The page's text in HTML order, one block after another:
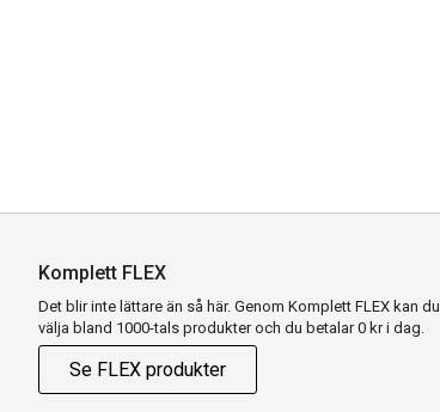
Komplett FLEX
Det blir inte lättare än så här. Genom Komplett FLEX kan du
välja bland 1000-tals produkter och du betalar 0 kr i dag.
Se FLEX produkter